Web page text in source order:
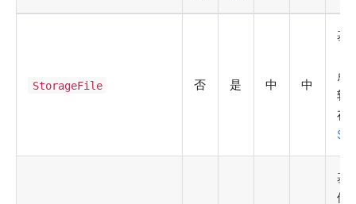
StorageFile 否 是 中 中
基
点
较
存
基
储